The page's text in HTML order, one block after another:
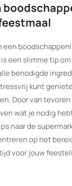
een
een slimme tip
benodigde
kunt
Door van
wat je nodig
naar de
op het
voor jouw